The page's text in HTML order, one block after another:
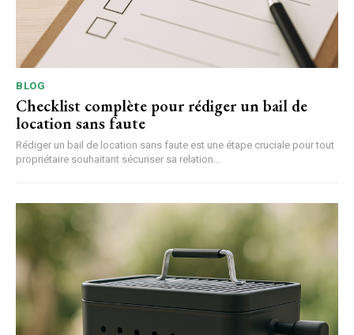
BLOG
Checklist complète pour rédiger un bail de
location sans faute
Rédiger un bail de location sans faute est une étape cruciale pour tout
propriétaire souhaitant sécuriser sa relation...